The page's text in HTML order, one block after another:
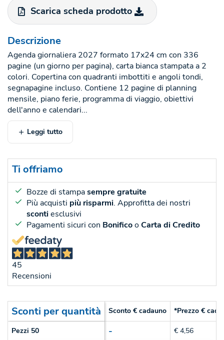
Scarica scheda prodotto
Descrizione
Agenda giornaliera 2027 formato 17x24 cm con 336
pagine (un giorno per pagina), carta bianca stampata a 2
colori. Copertina con quadranti imbottiti e angoli tondi,
segnapagine incluso. Contiene 12 pagine di planning
mensile, piano ferie, programma di viaggio, obiettivi
dell'anno e calendari...
Leggi tutto
Ti offriamo
Bozze di stampasempre gratuite
Più acquisti più risparmi. Approfitta dei nostri
scontiesclusivi
Pagamenti sicuri con BonificooCarta di Credito
45
Recensioni
Sconti per quantità Sconto € cadauno *Prezzo €
Pezzi 50 - € 4,56